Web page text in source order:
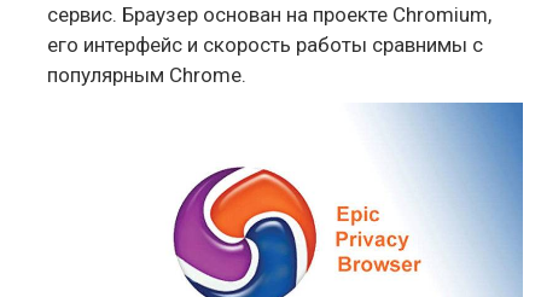
сервис. Браузер основан на проекте Chromium,
его интерфейс и скорость работы сравнимы с
популярным Chrome.